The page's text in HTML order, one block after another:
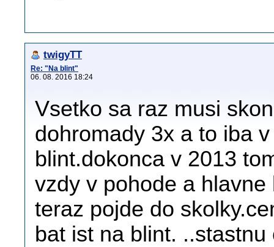
twigyTT
Re: "Na blint"
06. 08. 2016 18:24
Vsetko sa raz musi
dohromady 3x a to iba
blint.dokonca v 2013
vzdy v pohode a
teraz pojde do
bat ist na blint.